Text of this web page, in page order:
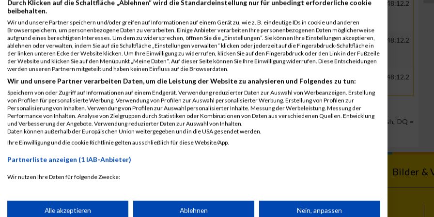
B2Run Nürnberg
Azubiwertung
männlich
5102 Christian Steidler 0000 GER
Drees & Sommer GmbH
00:39:45.6 01:48:12.2
B2Run Nürnberg
Einzelwertung
männlich
5102 Christian Steidler 0000 GER
Drees & Sommer GmbH
Niederlassung...
00:39:45.6 01:48:12.2
B2Run Nürnberg Christian Steidler GER
Drees & Sommer GmbH
Niederlassung...
01:48:12.2
Legende:
GPos = Geschlechter Position, KPos = Kategorie Position, TPos = Team Position, DNS = Did not start, DNF = Did not finish, DQ =
Disqualifiziert
Laufsport Anmeldung Bilder &
Durch Klicken auf die Schaltfläche „Ablehnen“ wird die Standardeinstellung nur für unbedingt erforderliche cookie
beibehalten.
Wir und unsere Partner speichern und/oder greifen auf Informationen auf einem Gerät zu, wie z. B. eindeutige IDs in cookie und anderen
Browserspeichern, um personenbezogene Daten zu verarbeiten. Einige Anbieter verarbeiten Ihre personenbezogenen Daten möglicherweise
aufgrund eines berechtigten Interesses. Um dem zu widersprechen, öffnen Sie die „Einstellungen“. Sie können Ihre Einstellungen akzeptieren,
ablehnen oder verwalten, indem Sie auf die Schaltfläche „Einstellungen verwalten“ klicken oder jederzeit auf die Fingerabdruck-Schaltfläche in
der linken unteren Ecke der Website klicken. Um Ihre Einwilligung zu widerrufen, klicken Sie auf den Fingerabdruck oder den Link in der Fußzeile
der Website und klicken Sie auf den Menüpunkt „Meine Daten“. Auf dieser Seite können Sie Ihre Einwilligung widerrufen. Diese Entscheidungen
werden unseren Partnern mitgeteilt und haben keinen Einfluss auf die Browserdaten.
Wir und unsere Partner verarbeiten Daten, um die Leistung der Website zu analysieren und Folgendes zu tun:
Speichern von oder Zugriff auf Informationen auf einem Endgerät. Verwendung reduzierter Daten zur Auswahl von Werbeanzeigen. Erstellung
von Profilen für personalisierte Werbung. Verwendung von Profilen zur Auswahl personalisierter Werbung. Erstellung von Profilen zur
Personalisierung von Inhalten. Verwendung von Profilen zur Auswahl personalisierter Inhalte. Messung der Werbeleistung. Messung der
Performance von Inhalten. Analyse von Zielgruppen durch Statistiken oder Kombinationen von Daten aus verschiedenen Quellen. Entwicklung
und Verbesserung der Angebote. Verwendung reduzierter Daten zur Auswahl von Inhalten.
Daten können außerhalb der Europäischen Union weitergegeben und in die USA gesendet werden.
Ihre Einwilligung und die cookie Richtlinie gelten ausschließlich für diese Website/App.
Partnerliste anzeigen (1 IAB-Anbieter)
Wir nutzen Ihre Daten für folgende Zwecke:
Speichern von oder Zugriff auf Informationen auf einem Endgerät
Alle akzeptieren Ablehnen Nein, anpassen